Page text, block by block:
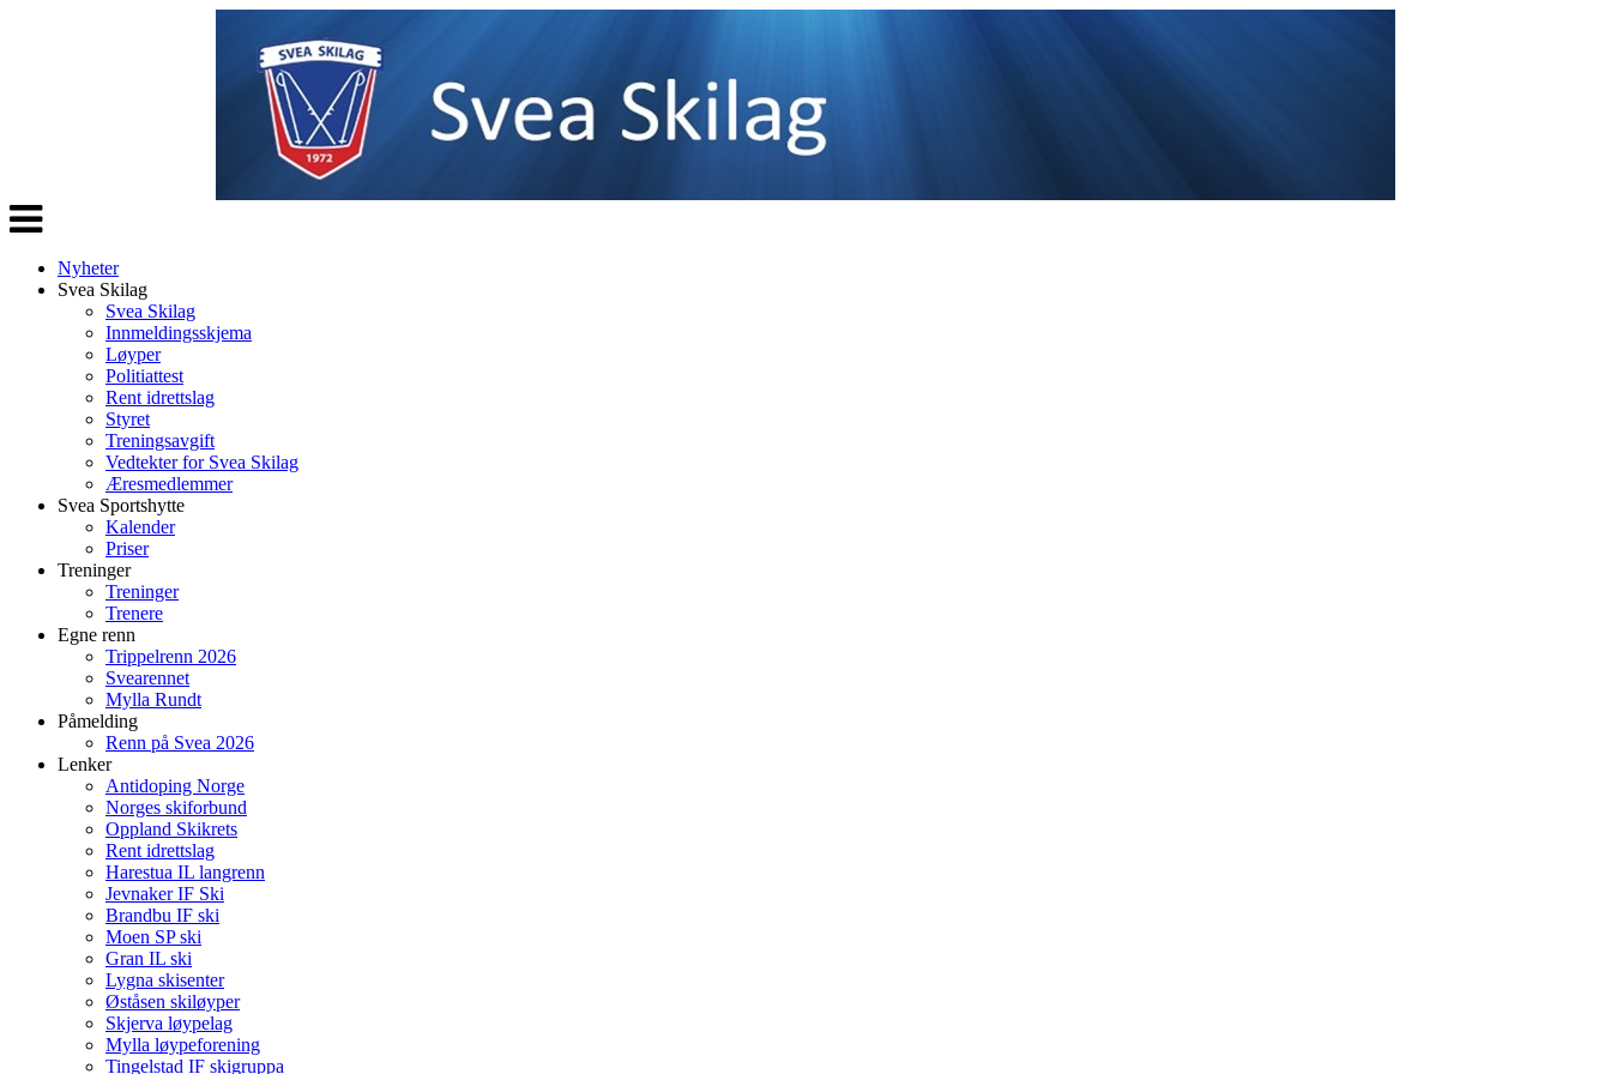
Veksle
navigasjon
Nyheter
Svea Skilag
Svea Skilag
Innmeldingsskjema
Løyper
Politiattest
Rent idrettslag
Styret
Treningsavgift
Vedtekter for Svea Skilag
Æresmedlemmer
Svea Sportshytte
Kalender
Priser
Treninger
Treninger
Trenere
Egne renn
Trippelrenn 2026
Svearennet
Mylla Rundt
Påmelding
Renn på Svea 2026
Lenker
Antidoping Norge
Norges skiforbund
Oppland Skikrets
Rent idrettslag
Harestua IL langrenn
Jevnaker IF Ski
Brandbu IF ski
Moen SP ski
Gran IL ski
Lygna skisenter
Øståsen skiløyper
Skjerva løypelag
Mylla løypeforening
Tingelstad IF skigruppa